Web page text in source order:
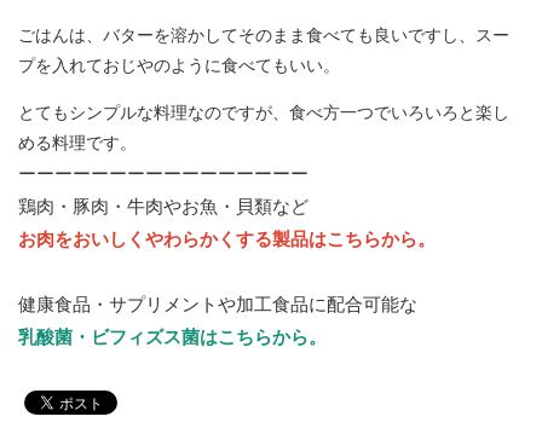
ごはんは、バターを溶かしてそのまま食べても良いですし、スー
プを入れておじやのように食べてもいい。
とてもシンプルな料理なのですが、食べ方一つでいろいろと楽し
める料理です。
ーーーーーーーーーーーーーーーー
鶏肉・豚肉・牛肉やお魚・貝類など
お肉をおいしくやわらかくする製品はこちらから。
健康食品・サプリメントや加工食品に配合可能な
乳酸菌・ビフィズス菌はこちらから。